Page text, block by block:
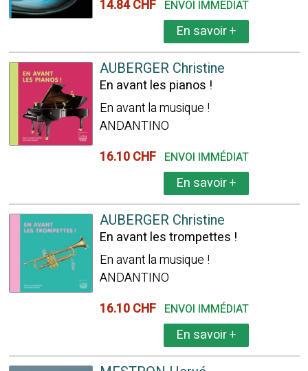
14.84 CHF ENVOI IMMÉDIAT
En savoir+
AUBERGER Christine
En avant les pianos !
En avant la musique !
ANDANTINO
16.10 CHF ENVOI IMMÉDIAT
En savoir+
AUBERGER Christine
En avant les trompettes !
En avant la musique !
ANDANTINO
16.10 CHF ENVOI IMMÉDIAT
En savoir+